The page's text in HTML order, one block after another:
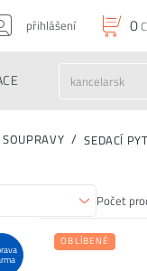
přihlášení 0
SEDACÍ
Počet
OBLÍBENÉ